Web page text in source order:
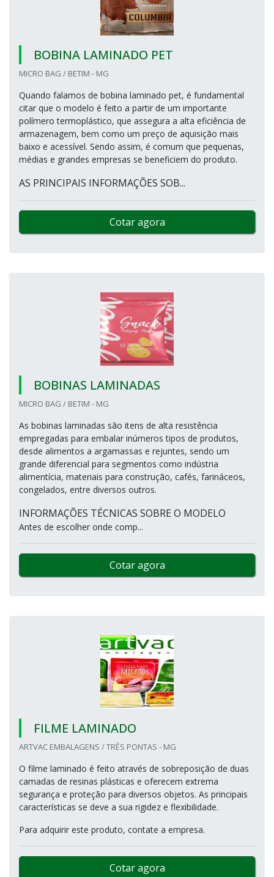
BOBINA LAMINADO PET
MICRO BAG / BETIM - MG
Quando falamos de bobina laminado pet, é fundamental
citar que o modelo é feito a partir de um importante
polímero termoplástico, que assegura a alta eficiência de
armazenagem, bem como um preço de aquisição mais
baixo e acessível. Sendo assim, é comum que pequenas,
médias e grandes empresas se beneficiem do produto.
AS PRINCIPAIS INFORMAÇÕES SOB...
Cotar agora
BOBINAS LAMINADAS
MICRO BAG / BETIM - MG
As bobinas laminadas são itens de alta resistência
empregadas para embalar inúmeros tipos de produtos,
desde alimentos a argamassas e rejuntes, sendo um
grande diferencial para segmentos como indústria
alimentícia, materiais para construção, cafés, farináceos,
congelados, entre diversos outros.
INFORMAÇÕES TÉCNICAS SOBRE O MODELO
Antes de escolher onde comp...
Cotar agora
FILME LAMINADO
ARTVAC EMBALAGENS / TRÊS PONTAS - MG
O filme laminado é feito através de sobreposição de duas
camadas de resinas plásticas e oferecem extrema
segurança e proteção para diversos objetos. As principais
características se deve a sua rigidez e flexibilidade.
Para adquirir este produto, contate a empresa.
Cotar agora